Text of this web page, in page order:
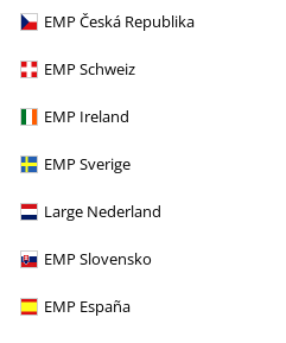
EMP Česká Republika
EMP Schweiz
EMP Ireland
EMP Sverige
Large Nederland
EMP Slovensko
EMP España